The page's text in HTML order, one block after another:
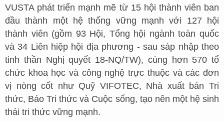
VUSTA phát triển mạnh mẽ từ 15 hội thành viên ban
đầu thành một hệ thống vững mạnh với 127 hội
thành viên (gồm 93 Hội, Tổng hội ngành toàn quốc
và 34 Liên hiệp hội địa phương - sau sáp nhập theo
tinh thần Nghị quyết 18-NQ/TW), cùng hơn 570 tổ
chức khoa học và công nghệ trực thuộc và các đơn
vị nòng cốt như Quỹ VIFOTEC, Nhà xuất bản Tri
thức, Báo Tri thức và Cuộc sống, tạo nên một hệ sinh
thái tri thức vững mạnh.